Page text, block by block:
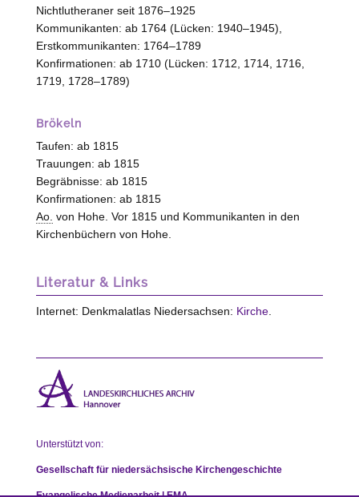
Nichtlutheraner seit 1876–1925
Kommunikanten: ab 1764 (Lücken: 1940–1945),
Erstkommunikanten: 1764–1789
Konfirmationen: ab 1710 (Lücken: 1712, 1714, 1716,
1719, 1728–1789)
Brökeln
Taufen: ab 1815
Trauungen: ab 1815
Begräbnisse: ab 1815
Konfirmationen: ab 1815
Ao. von Hohe. Vor 1815 und Kommunikanten in den
Kirchenbüchern von Hohe.
Literatur & Links
Internet: Denkmalatlas Niedersachsen: Kirche.
Unterstützt von:
Gesellschaft für niedersächsische Kirchengeschichte